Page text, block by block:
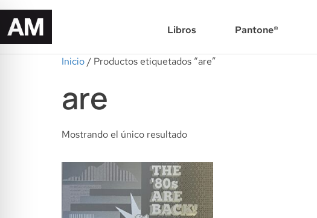
Libros Pantone®
Inicio / Productos etiquetados “are”
are
Mostrando el único resultado